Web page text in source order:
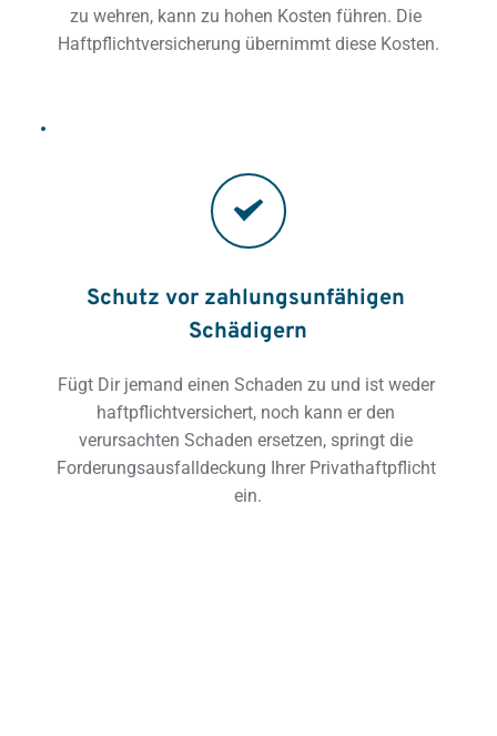
zu wehren, kann zu hohen Kosten führen. Die
Haftpflichtversicherung übernimmt diese Kosten.
Schutz vor zahlungsunfähigen
Schädigern
Fügt Dir jemand einen Schaden zu und ist weder
haftpflichtversichert, noch kann er den
verursachten Schaden ersetzen, springt die
Forderungsausfalldeckung Ihrer Privathaftpflicht
ein.